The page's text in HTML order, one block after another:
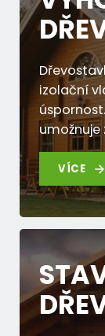
izolační
VÍCE